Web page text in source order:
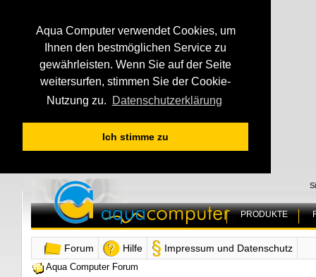
Aqua Computer verwendet Cookies, um
Ihnen den bestmöglichen Service zu
gewährleisten. Wenn Sie auf der Seite
weitersurfen, stimmen Sie der Cookie-
Nutzung zu.
Datenschutzerklärung
Ich stimme zu
PRODUKTE
Forum Hilfe Impressum und Datenschutz
Aqua Computer Forum